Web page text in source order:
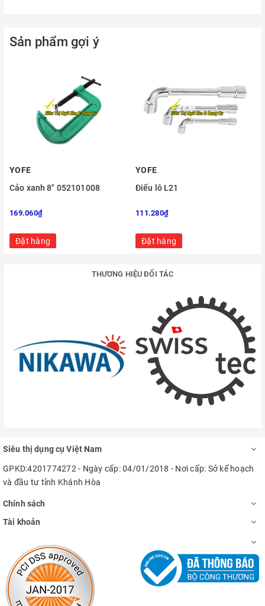
Sản phẩm gợi ý
YOFE
Cảo xanh 8" 052101008
169.060₫
Đặt hàng
YOFE
Điếu lỗ L21
111.280₫
Đặt hàng
THƯƠNG HIỆU ĐỐI TÁC
Siêu thị dụng cụ Việt Nam
GPKD:4201774272 - Ngày cấp: 04/01/2018 - Nơi cấp: Sở kế hoạch
và đầu tư tỉnh Khánh Hòa
Chính sách
Tài khoản